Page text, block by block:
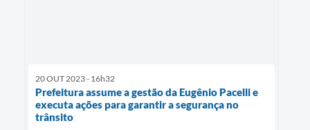
20 OUT 2023 - 16h32
Prefeitura assume a gestão da Eugênio Pacelli e
executa ações para garantir a segurança no
trânsito